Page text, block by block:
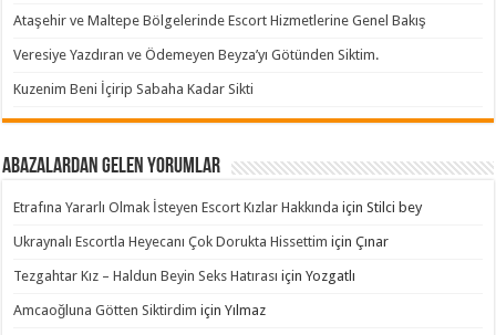
Ataşehir ve Maltepe Bölgelerinde Escort Hizmetlerine Genel Bakış
Veresiye Yazdıran ve Ödemeyen Beyza’yı Götünden Siktim.
Kuzenim Beni İçirip Sabaha Kadar Sikti
Abazalardan Gelen Yorumlar
Etrafına Yararlı Olmak İsteyen Escort Kızlar Hakkında içinStilci bey
Ukraynalı Escortla Heyecanı Çok Dorukta Hissettim içinÇınar
Tezgahtar Kız – Haldun Beyin Seks Hatırası içinYozgatlı
Amcaoğluna Götten Siktirdim içinYılmaz